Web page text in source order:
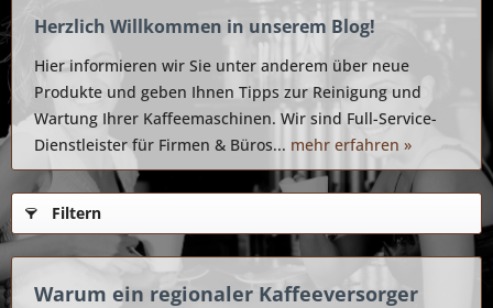
Herzlich Willkommen in unserem Blog!
Hier informieren wir Sie unter anderem über neue
Produkte und geben Ihnen Tipps zur Reinigung und
Wartung Ihrer Kaffeemaschinen. Wir sind Full-Service-
Dienstleister für Firmen & Büros... mehr erfahren »
Filtern
Warum ein regionaler Kaffeeversorger